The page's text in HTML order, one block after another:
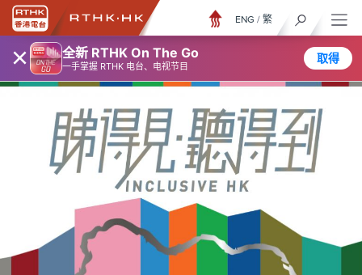
× 全新 RTHK On The Go
一手掌握 RTHK 电台、电视节目
取得
ENG / 繁